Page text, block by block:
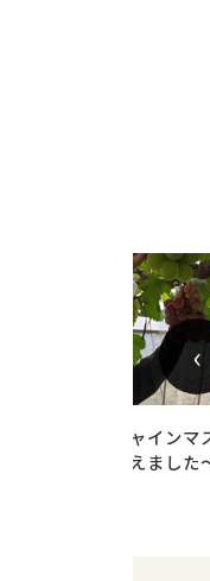
～川内村でシャイン
穫最盛期を迎えました
‹